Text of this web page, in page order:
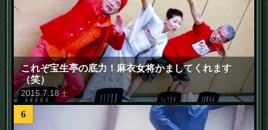
これぞ宝生亭の底力！麻衣女将かましてくれます
（笑）
2015.7. 18 土
6